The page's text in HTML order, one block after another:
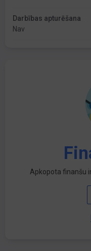
Darbības apturēšana
Nav
Apkopota finanšu